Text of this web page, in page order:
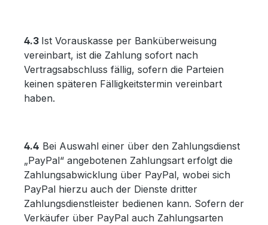
4.3 Ist Vorauskasse per Banküberweisung
vereinbart, ist die Zahlung sofort nach
Vertragsabschluss fällig, sofern die Parteien
keinen späteren Fälligkeitstermin vereinbart
haben.
4.4 Bei Auswahl einer über den Zahlungsdienst
„PayPal“ angebotenen Zahlungsart erfolgt die
Zahlungsabwicklung über PayPal, wobei sich
PayPal hierzu auch der Dienste dritter
Zahlungsdienstleister bedienen kann. Sofern der
Verkäufer über PayPal auch Zahlungsarten